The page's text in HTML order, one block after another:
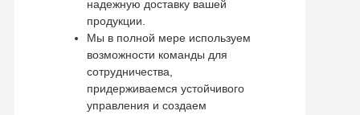
надежную доставку вашей
продукции.
Мы в полной мере используем
возможности команды для
сотрудничества,
придерживаемся устойчивого
управления и создаем